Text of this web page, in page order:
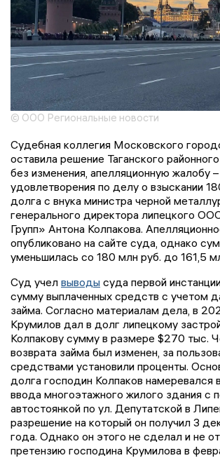
© ООО Региональные новости
Судебная коллегия Московского
оставила решение Таганского
без изменения, апелляционную жалобу
удовлетворения по делу о взыскании
долга с внука министра черной
генерального директора липецкого
Групп» Антона Колпакова.
опубликовано на сайте суда, однако
уменьшилась со 180 млн руб. до 161,5
Суд учел выводы суда первой
сумму выплаченных средств с учетом
займа. Согласно материалам дела, в
Крумилов дал в долг липецкому
Колпакову сумму в размере $270 тыс.
возврата займа был изменен, за
средствами установили проценты.
долга господин Колпаков намеревался
ввода многоэтажного жилого здания с
автостоянкой по ул. Депутатской в
разрешение на который он получил 3
года. Однако он этого не сделал и не
претензию господина Крумилова в